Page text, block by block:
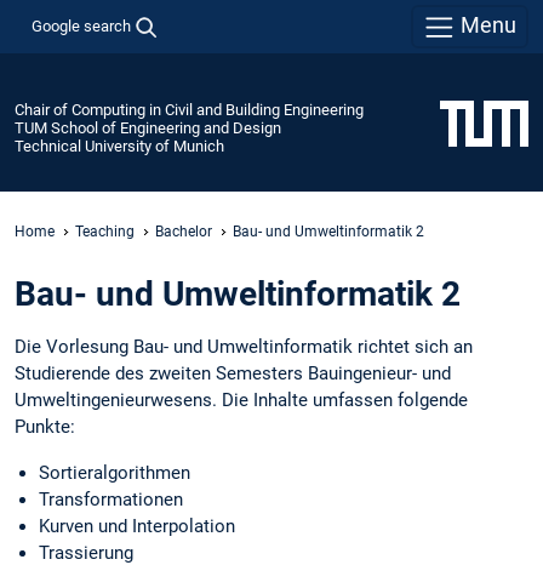
Google search Menu
Chair of Computing in Civil and Building Engineering
TUM School of Engineering and Design
Technical University of Munich
Home Teaching Bachelor Bau- und Umweltinformatik 2
Bau- und Umweltinformatik 2
Die Vorlesung Bau- und Umweltinformatik richtet sich an
Studierende des zweiten Semesters Bauingenieur- und
Umweltingenieurwesens. Die Inhalte umfassen folgende
Punkte:
Sortieralgorithmen
Transformationen
Kurven und Interpolation
Trassierung